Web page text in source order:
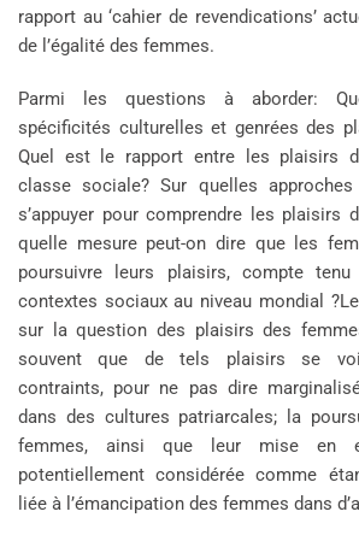
rapport au ‘cahier de revendications’
de l’égalité des femmes.
Parmi les questions à aborder:
spécificités culturelles et genrées des
Quel est le rapport entre les plaisirs
classe sociale? Sur quelles
s’appuyer pour comprendre les plaisirs
quelle mesure peut-on dire que les
poursuivre leurs plaisirs, compte
contextes sociaux au niveau mondial
sur la question des plaisirs des
souvent que de tels plaisirs se
contraints, pour ne pas dire
dans des cultures patriarcales; la
femmes, ainsi que leur mise en
potentiellement considérée comme
liée à l’émancipation des femmes dans